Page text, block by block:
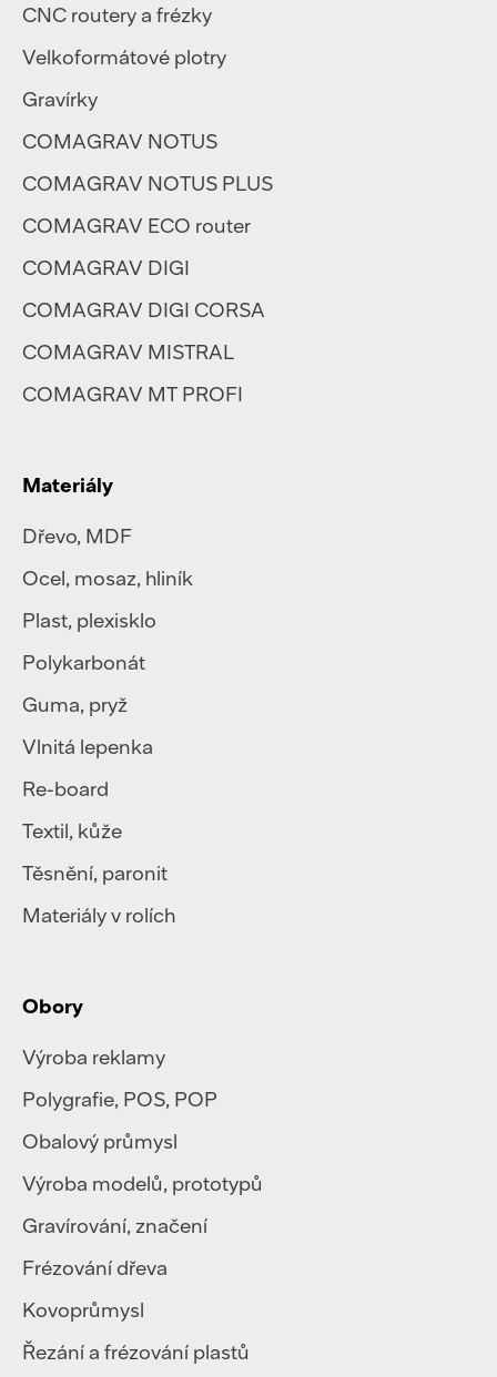
CNC routery a frézky
Velkoformátové plotry
Gravírky
COMAGRAV NOTUS
COMAGRAV NOTUS PLUS
COMAGRAV ECO router
COMAGRAV DIGI
COMAGRAV DIGI CORSA
COMAGRAV MISTRAL
COMAGRAV MT PROFI
Materiály
Dřevo, MDF
Ocel, mosaz, hliník
Plast, plexisklo
Polykarbonát
Guma, pryž
Vlnitá lepenka
Re-board
Textil, kůže
Těsnění, paronit
Materiály v rolích
Obory
Výroba reklamy
Polygrafie, POS, POP
Obalový průmysl
Výroba modelů, prototypů
Gravírování, značení
Frézování dřeva
Kovoprůmysl
Řezání a frézování plastů